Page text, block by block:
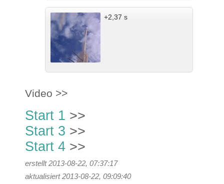
+2,37 s
Video >>
Start 1 >>
Start 3 >>
Start 4 >>
erstellt 2013-08-22, 07:37:17
aktualisiert 2013-08-22, 09:09:40